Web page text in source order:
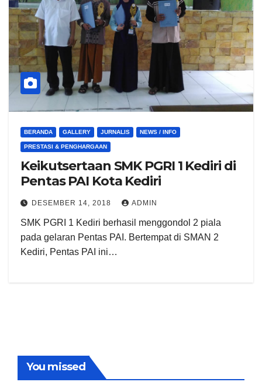
BERANDA GALLERY JURNALIS NEWS / INFO
PRESTASI & PENGHARGAAN
Keikutsertaan SMK PGRI 1 Kediri di
Pentas PAI Kota Kediri
DESEMBER 14, 2018 ADMIN
SMK PGRI 1 Kediri berhasil menggondol 2 piala
pada gelaran Pentas PAI. Bertempat di SMAN 2
Kediri, Pentas PAI ini…
You missed